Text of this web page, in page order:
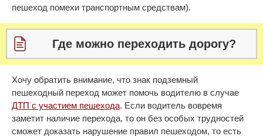
пешеход помехи транспортным средствам).
Где можно переходить дорогу?
Хочу обратить внимание, что знак подземный
пешеходный переход может помочь водителю в случае
ДТП с участием пешехода. Если водитель вовремя
заметит наличие перехода, то он без особых трудностей
сможет доказать нарушение правил пешеходом, то есть